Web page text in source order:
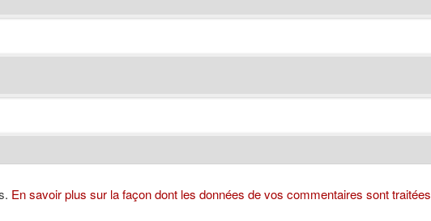
En savoir plus sur la façon dont les données de vos commentaires sont traitées